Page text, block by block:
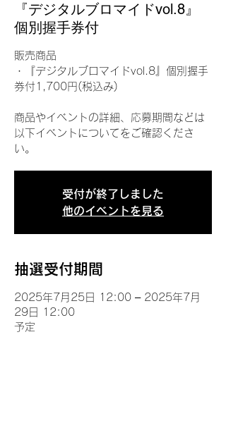
『デジタルブロマイドvol.8』
個別握手券付
販売商品
・『デジタルブロマイドvol.8』個別握手
券付1,700円(税込み)
商品やイベントの詳細、応募期間などは
以下イベントについてをご確認くださ
い。
受付が終了しました
他のイベントを見る
抽選受付期間
2025年7月25日 12:00 – 2025年7月
29日 12:00
予定